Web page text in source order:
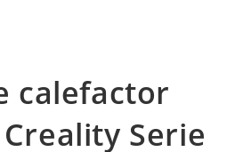
calefactor
Serie